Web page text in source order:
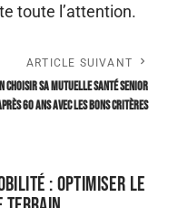
toute l’attention.
ARTICLE SUIVANT
choisir sa mutuelle santé senior
60 ans avec les bons critères
: optimiser le